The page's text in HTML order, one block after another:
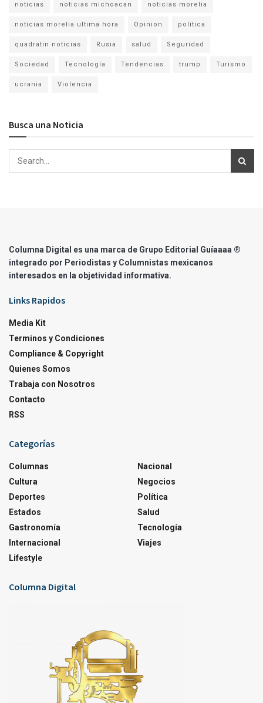
noticias noticias michoacan noticias morelia
noticias morelia ultima hora Opinion politica
quadratin noticias Rusia salud Seguridad
Sociedad Tecnología Tendencias trump Turismo
ucrania Violencia
Busca una Noticia
Columna Digital es una marca de Grupo Editorial Guíaaaa ®
integrado por Periodistas y Columnistas mexicanos
interesados en la objetividad informativa.
Links Rapidos
Media Kit
Terminos y Condiciones
Compliance & Copyright
Quienes Somos
Trabaja con Nosotros
Contacto
RSS
Categorías
Columnas
Cultura
Deportes
Estados
Gastronomía
Internacional
Lifestyle
Nacional
Negocios
Política
Salud
Tecnología
Viajes
Columna Digital